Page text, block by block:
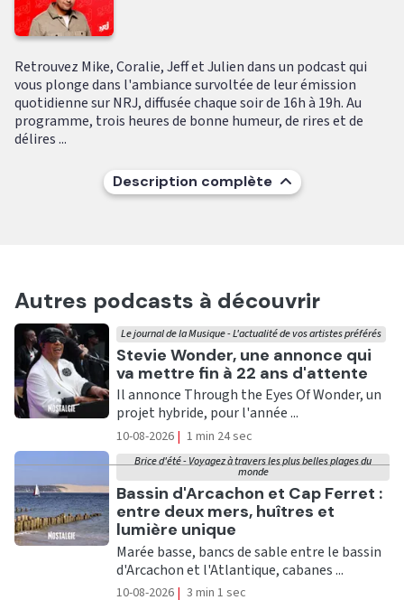
Retrouvez Mike, Coralie, Jeff et Julien dans un podcast qui
vous plonge dans l'ambiance survoltée de leur émission
quotidienne sur NRJ, diffusée chaque soir de 16h à 19h. Au
programme, trois heures de bonne humeur, de rires et de
délires ...
Description complète
Autres podcasts à découvrir
Ecouter
Stevie Wonder, une annonce qui
va mettre fin à 22 ans d'attente
Le journal de la Musique - L'actualité de vos artistes préférés
Il annonce Through the Eyes Of Wonder, un
projet hybride, pour l'année ...
10-08-2026 | 1 min 24 sec
Ecouter
Bassin d'Arcachon et Cap Ferret :
entre deux mers, huîtres et
lumière unique
Brice d'été - Voyagez à travers les plus belles plages du
monde
Marée basse, bancs de sable entre le bassin
d'Arcachon et l'Atlantique, cabanes ...
10-08-2026 | 3 min 1 sec